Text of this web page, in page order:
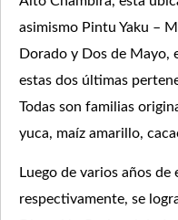
asimismo Pintu Yaku –
Dorado y Dos de Mayo,
estas dos últimas
Todas son familias
yuca, maíz amarillo,
Luego de varios años de
respectivamente, se